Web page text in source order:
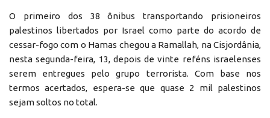
O primeiro dos 38 ônibus transportando prisioneiros
palestinos libertados por Israel como parte do acordo de
cessar-fogo com o Hamas chegou a Ramallah, na Cisjordânia,
nesta segunda-feira, 13, depois de vinte reféns israelenses
serem entregues pelo grupo terrorista. Com base nos
termos acertados, espera-se que quase 2 mil palestinos
sejam soltos no total.